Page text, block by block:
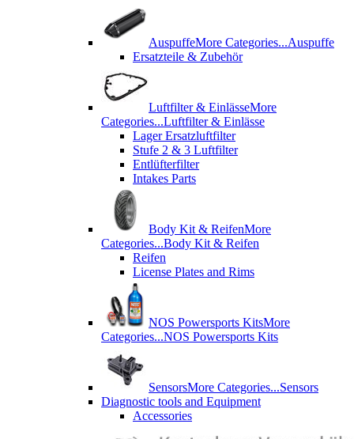
AuspuffeMore Categories...Auspuffe
Ersatzteile & Zubehör
Luftfilter & EinlässeMore
Categories...Luftfilter & Einlässe
Lager Ersatzluftfilter
Stufe 2 & 3 Luftfilter
Entlüfterfilter
Intakes Parts
Body Kit & ReifenMore
Categories...Body Kit & Reifen
Reifen
License Plates and Rims
NOS Powersports KitsMore
Categories...NOS Powersports Kits
SensorsMore Categories...Sensors
Diagnostic tools and Equipment
Accessories